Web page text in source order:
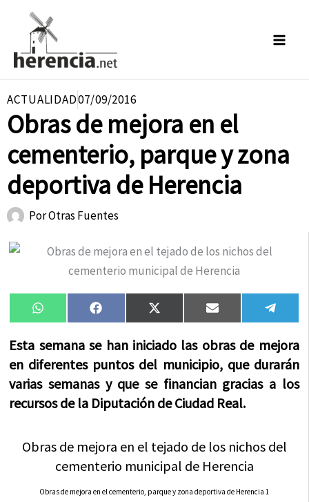
contenido
ACTUALIDAD07/09/2016
Obras de mejora en el
cementerio, parque y zona
deportiva de Herencia
PorOtras Fuentes
Compartir
en
WhatsAppCompartir
en
FacebookCompartir
en
X
(Twitter)
Compartir
en
Email
en
Esta semana se han iniciado las obras de mejora
en diferentes puntos del municipio, que durarán
varias semanas y que se financian gracias a los
recursos de la Diputación de Ciudad Real.
Obras de mejora en el tejado de los nichos del
cementerio municipal de Herencia
Obras de mejora en el cementerio, parque y zona deportiva de Herencia 1